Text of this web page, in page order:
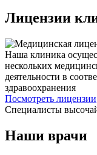
Лицензии
Наша клиника
нескольких
деятельности в
здравоохранения
Посмотреть лицензии
Специалисты
Наши врачи